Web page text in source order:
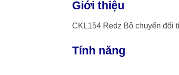
Giới thiệu
CKL154 Redz Bộ chuyển đổi
Tính năng